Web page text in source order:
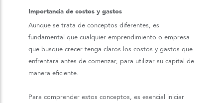
Importancia de costos y gastos
Aunque se trata de conceptos diferentes, es
fundamental que cualquier emprendimiento o empresa
que busque crecer tenga claros los costos y gastos que
enfrentará antes de comenzar, para utilizar su capital de
manera eficiente.
Para comprender estos conceptos, es esencial iniciar